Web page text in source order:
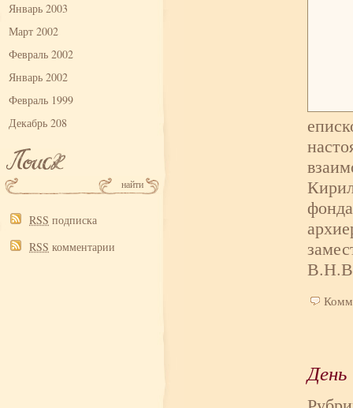
Январь 2003
Март 2002
Февраль 2002
Январь 2002
Февраль 1999
Декабрь 208
RSS подписка
RSS комментарии
День